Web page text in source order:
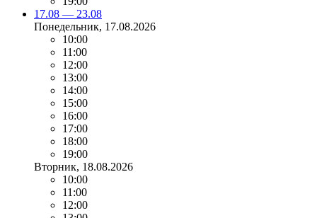
17.08 — 23.08
Понедельник, 17.08.2026
10:00
11:00
12:00
13:00
14:00
15:00
16:00
17:00
18:00
19:00
Вторник, 18.08.2026
10:00
11:00
12:00